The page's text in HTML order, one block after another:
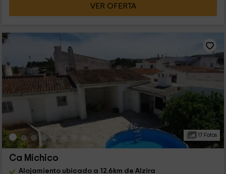
VER OFERTA
17 Fotos
Ca Michico
Alojamiento ubicado a 12.6km de Alzira